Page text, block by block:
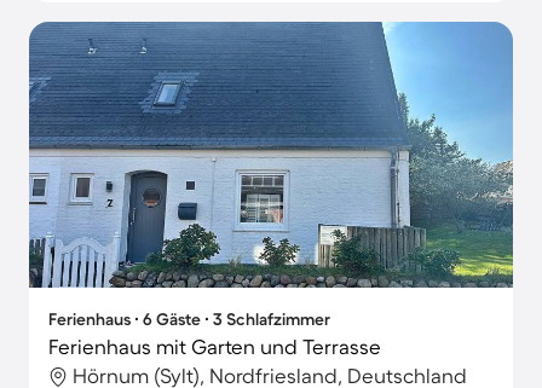
Ferienhaus ∙ 6 Gäste ∙ 3 Schlafzimmer
Ferienhaus mit Garten und Terrasse
Hörnum (Sylt), Nordfriesland, Deutschland